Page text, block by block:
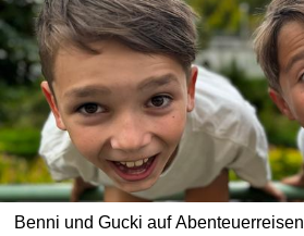
Benni und Gucki auf Abenteuerreisen